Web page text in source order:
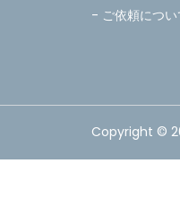
- ご依頼につい
Copyright ©